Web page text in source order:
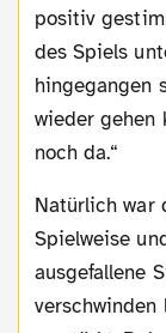
positiv
des Spiels
hingegangen
wieder gehen
noch da.“
Natürlich war der Zorn noch da! Die leichtfüßige
Spielweise
ausgefallene
verschwinden